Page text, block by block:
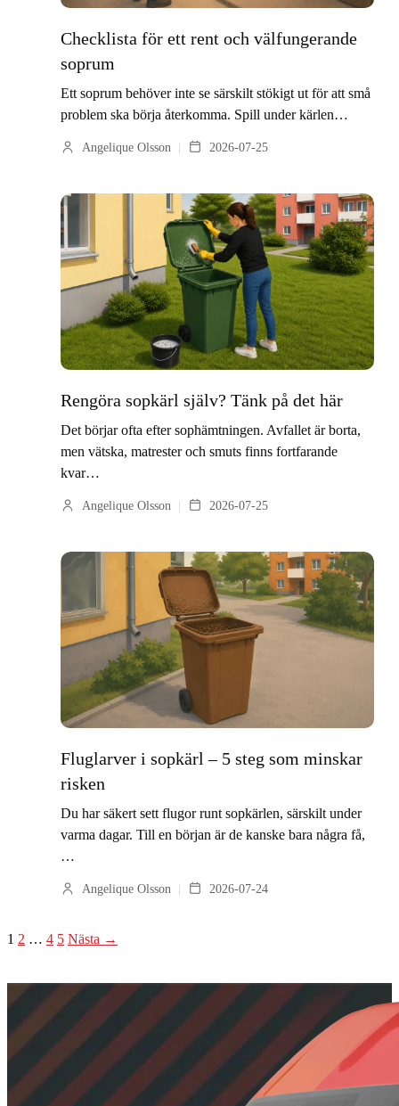
Checklista för ett rent och välfungerande
soprum
Ett soprum behöver inte se särskilt stökigt ut för att små
problem ska börja återkomma. Spill under kärlen…
Angelique Olsson 2026-07-25
Rengöra sopkärl själv? Tänk på det här
Det börjar ofta efter sophämtningen. Avfallet är borta,
men vätska, matrester och smuts finns fortfarande
kvar…
Angelique Olsson 2026-07-25
Fluglarver i sopkärl – 5 steg som minskar
risken
Du har säkert sett flugor runt sopkärlen, särskilt under
varma dagar. Till en början är de kanske bara några få,
…
Angelique Olsson 2026-07-24
1 2 … 4 5 Nästa →